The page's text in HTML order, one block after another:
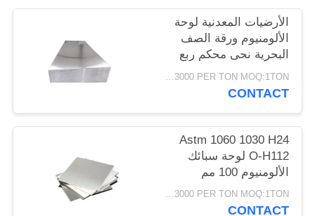
الأرضيات المعدنية لوحة
الألومنيوم ورقة الصف
البحرية نحى محكم ربع
بوصة
USD1500-3000 PER TON MOQ:1TON
CONTACT
Astm 1060 1030 H24
O-H112 لوحة سبائك
الألومنيوم 100 مم
سميكة 4x8 عالية النقاء
USD1500-3000 PER TON MOQ:1TON
CONTACT